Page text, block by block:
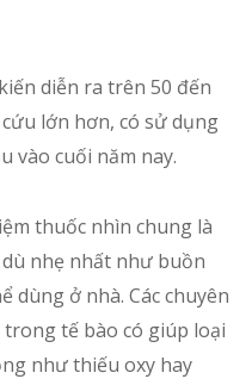
diễn ra trên 50 đến
lớn hơn, có sử dụng
vào cuối năm nay.
thuốc nhìn chung là
nhẹ nhất như buồn
dùng ở nhà. Các chuyên
tế bào có giúp loại
như thiếu oxy hay